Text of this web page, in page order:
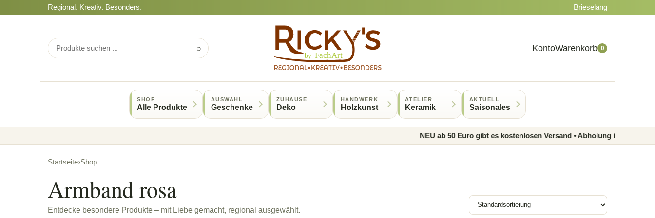
Regional. Kreativ. Besonders. Brieselang
⌕ KontoWarenkorb 0
SHOP
Alle Produkte
AUSWAHL
Geschenke
ZUHAUSE
Deko
HANDWERK
Holzkunst
ATELIER
Keramik
AKTUELL
Saisonales
NEU ab 50 Euro gibt es kostenlosen Versand • Abholung im Laden
Startseite›Shop
Armband rosa
Entdecke besondere Produkte – mit Liebe gemacht, regional ausgewählt.